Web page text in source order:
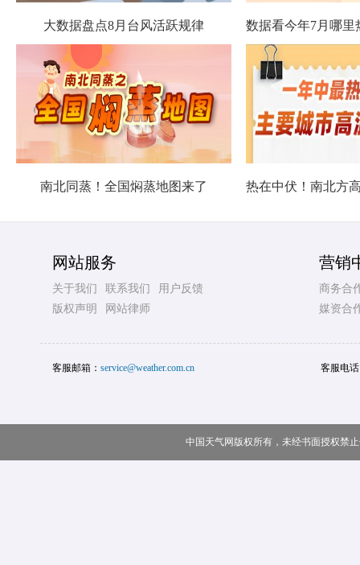
大数据盘点8月台风活跃规律
南北同蒸！全国焖蒸地图来了
网站服务
关于我们 联系我们
用户反馈
版权声明
网站律师
营销
商务合
媒资合
客服邮箱： service@weather.com.cn 客服电
中国天气网版权所有，未经书面授权